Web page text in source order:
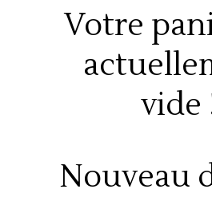
Votre
vide
Nouveau